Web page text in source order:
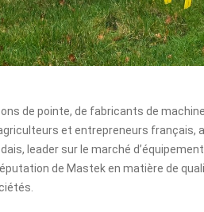
de pointe, de fabricants de
et entrepreneurs
leader sur le marché
de Mastek en matière de